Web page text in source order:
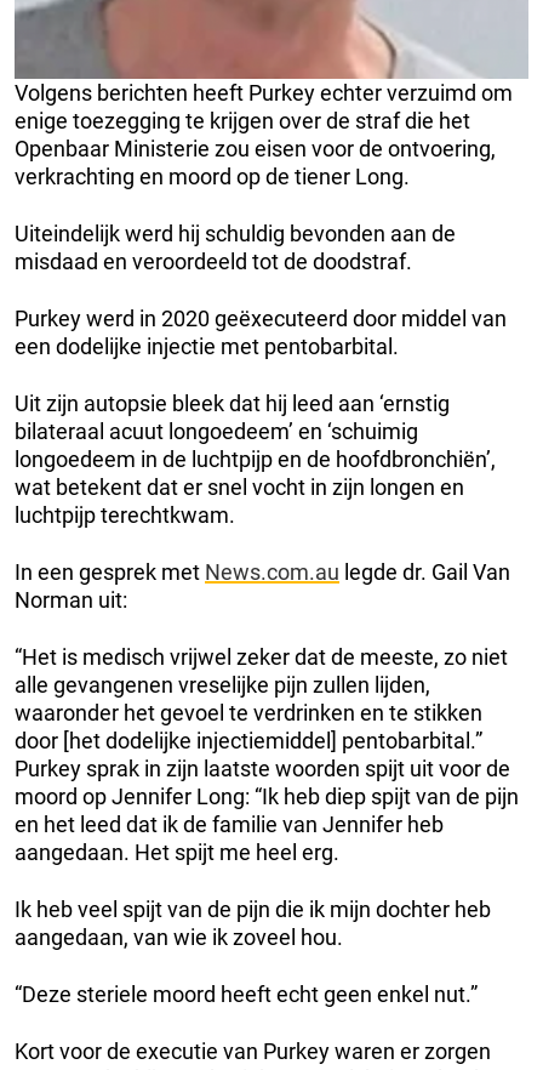
Volgens berichten heeft Purkey echter verzuimd om
enige toezegging te krijgen over de straf die het
Openbaar Ministerie zou eisen voor de ontvoering,
verkrachting en moord op de tiener Long.
Uiteindelijk werd hij schuldig bevonden aan de
misdaad en veroordeeld tot de doodstraf.
Purkey werd in 2020 geëxecuteerd door middel van
een dodelijke injectie met pentobarbital.
Uit zijn autopsie bleek dat hij leed aan ‘ernstig
bilateraal acuut longoedeem’ en ‘schuimig
longoedeem in de luchtpijp en de hoofdbronchiën’,
wat betekent dat er snel vocht in zijn longen en
luchtpijp terechtkwam.
In een gesprek met News.com.au legde dr. Gail Van
Norman uit:
“Het is medisch vrijwel zeker dat de meeste, zo niet
alle gevangenen vreselijke pijn zullen lijden,
waaronder het gevoel te verdrinken en te stikken
door [het dodelijke injectiemiddel] pentobarbital.”
Purkey sprak in zijn laatste woorden spijt uit voor de
moord op Jennifer Long: “Ik heb diep spijt van de pijn
en het leed dat ik de familie van Jennifer heb
aangedaan. Het spijt me heel erg.
Ik heb veel spijt van de pijn die ik mijn dochter heb
aangedaan, van wie ik zoveel hou.
“Deze steriele moord heeft echt geen enkel nut.”
Kort voor de executie van Purkey waren er zorgen